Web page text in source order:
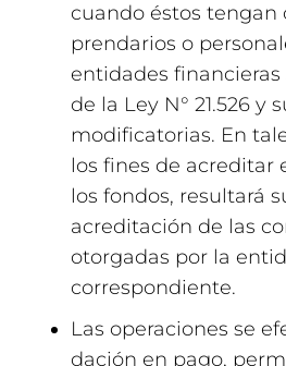
cuando éstos tengan
prendarios o
entidades
de la Ley N° 21.526 y
modificatorias. En
los fines de acreditar
los fondos, resultará
acreditación de las
otorgadas por la
correspondiente.
Las operaciones se
dación en pago,